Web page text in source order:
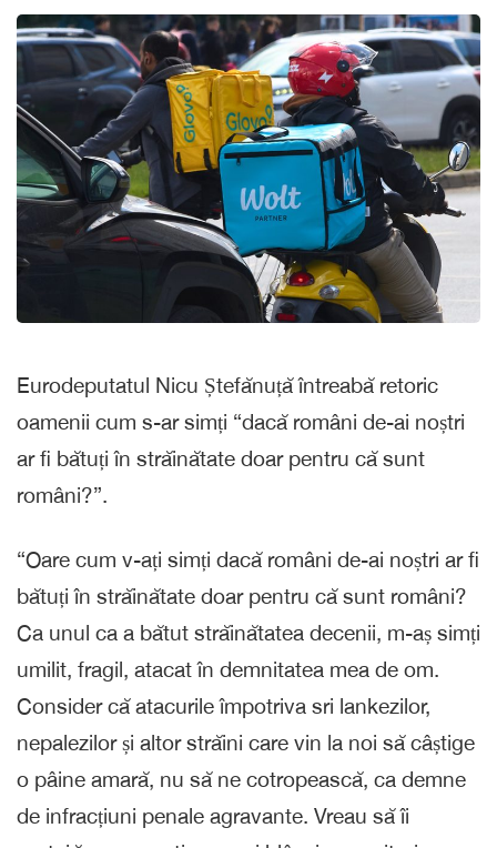
Eurodeputatul Nicu Ștefănuță întreabă retoric
oamenii cum s-ar simți “dacă români de-ai noștri
ar fi bătuți în străinătate doar pentru că sunt
români?”.
“Oare cum v-ați simți dacă români de-ai noștri ar fi
bătuți în străinătate doar pentru că sunt români?
Ca unul ca a bătut străinătatea decenii, m-aș simți
umilit, fragil, atacat în demnitatea mea de om.
Consider că atacurile împotriva sri lankezilor,
nepalezilor și altor străini care vin la noi să câștige
o pâine amară, nu să ne cotropească, ca demne
de infracțiuni penale agravante. Vreau să îi